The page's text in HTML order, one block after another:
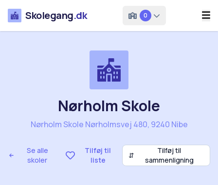
Skolegang.dk 0
Se alle
skoler
Tilføj til
liste
⇵
Tilføj til
sammenligning
Nørholm Skole
Nørholm Skole Nørholmsvej 480, 9240 Nibe